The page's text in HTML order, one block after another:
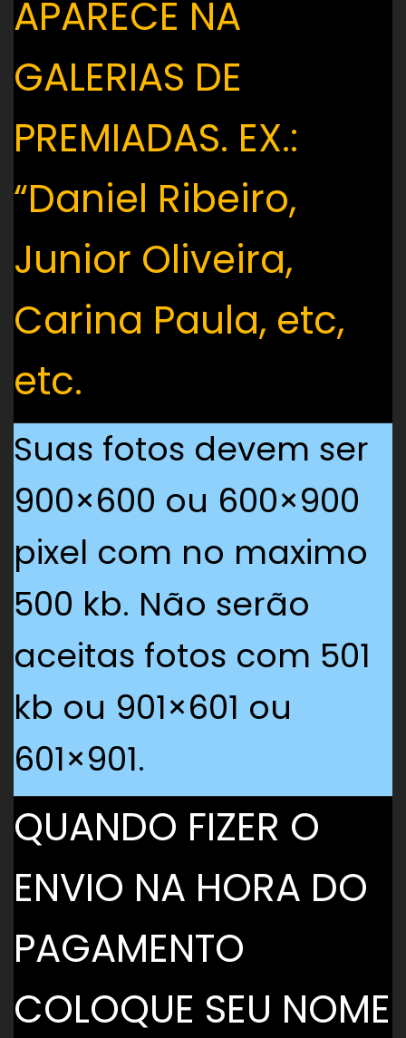
APARECE NA
GALERIAS DE
PREMIADAS. EX.:
“Daniel Ribeiro,
Junior Oliveira,
Carina Paula, etc,
etc.
Suas fotos devem ser
900×600 ou 600×900
pixel com no maximo
500 kb. Não serão
aceitas fotos com 501
kb ou 901×601 ou
601×901.
QUANDO FIZER O
ENVIO NA HORA DO
PAGAMENTO
COLOQUE SEU NOME